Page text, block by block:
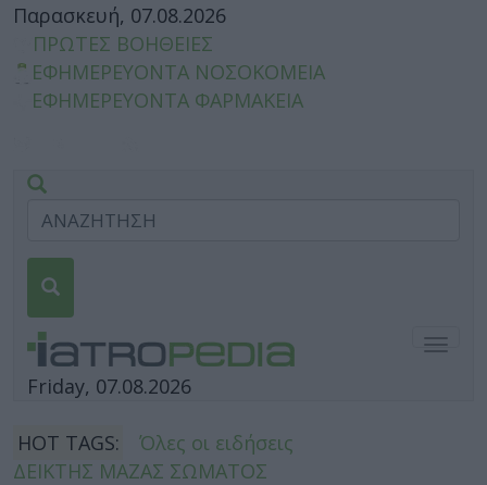
Παρασκευή, 07.08.2026
ΠΡΩΤΕΣ ΒΟΗΘΕΙΕΣ
ΕΦΗΜΕΡΕΥΟΝΤΑ ΝΟΣΟΚΟΜΕΙΑ
ΕΦΗΜΕΡΕΥΟΝΤΑ ΦΑΡΜΑΚΕΙΑ
Friday, 07.08.2026
HOT TAGS:
Όλες οι ειδήσεις
ΔΕΙΚΤΗΣ ΜΑΖΑΣ ΣΩΜΑΤΟΣ